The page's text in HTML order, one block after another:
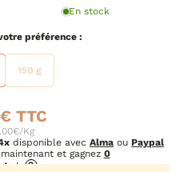
En stock
préférence
150 g
€
Kg
disponible avec Alma ou Paypal
et gagnez 0
! ?